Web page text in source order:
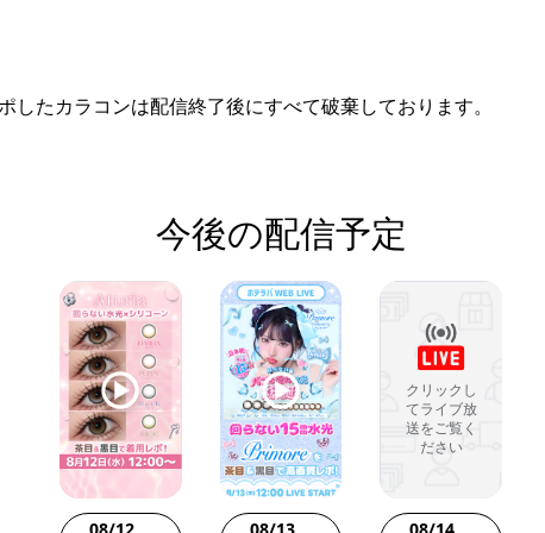
したカラコンは配信終了後にすべて破棄しております。
今後の配信予定
クリックし
てライブ放
送をご覧く
ださい